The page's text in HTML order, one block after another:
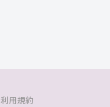
利用規約